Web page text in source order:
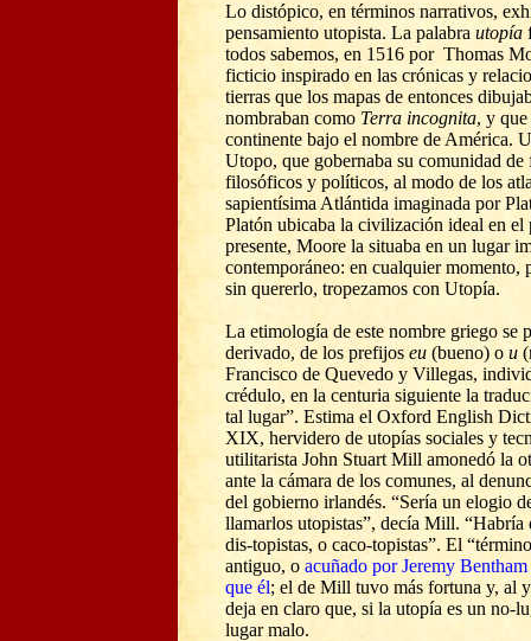
Lo distópico, en términos narrativos,
pensamiento utopista. La palabra utopía
todos sabemos, en 1516 por Thomas
ficticio inspirado en las crónicas y
tierras que los mapas de entonces
nombraban como Terra incognita, y
continente bajo el nombre de América.
Utopo, que gobernaba su comunidad de
filosóficos y políticos, al modo de los
sapientísima Atlántida imaginada por
Platón ubicaba la civilización ideal en el
presente, Moore la situaba en un lugar
contemporáneo: en cualquier momento,
sin quererlo, tropezamos con Utopía.
La etimología de este nombre griego se
derivado, de los prefijos eu (bueno) o u
Francisco de Quevedo y Villegas,
crédulo, en la centuria siguiente la
tal lugar”. Estima el Oxford English
XIX, hervidero de utopías sociales y
utilitarista John Stuart Mill amonedó la
ante la cámara de los comunes, al
del gobierno irlandés. “Sería un elogio
llamarlos utopistas”, decía Mill. “Habría
dis-topistas, o caco-topistas”. El
antiguo, o acuñado por Jeremy
que él; el de Mill tuvo más fortuna y, al
deja en claro que, si la utopía es un no-
lugar malo.